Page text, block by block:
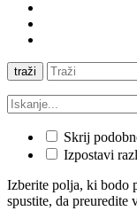
traži
Skrij
Izpostavi
Izberite polja, ki bodo
spustite, da preuredite